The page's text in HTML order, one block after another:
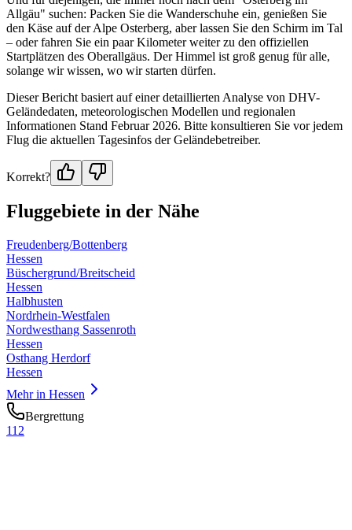
Allgäu" suchen: Packen Sie die Wanderschuhe ein, genießen Sie
den Käse auf der Alpe Osterberg, aber lassen Sie den Schirm im Tal
– oder fahren Sie ein paar Kilometer weiter zu den offiziellen
Startplätzen des Oberallgäus. Der Himmel ist groß genug für alle,
solange wir wissen, wo wir starten dürfen.
Dieser Bericht basiert auf einer detaillierten Analyse von DHV-
Geländedaten, meteorologischen Modellen und regionalen
Informationen Stand Februar 2026. Bitte konsultieren Sie vor jedem
Flug die aktuellen Tagesinfos der Geländebetreiber.
Korrekt?
Fluggebiete in der Nähe
Freudenberg/Bottenberg
Hessen
Büschergrund/Breitscheid
Hessen
Halbhusten
Nordrhein-Westfalen
Nordwesthang Sassenroth
Hessen
Osthang Herdorf
Hessen
Mehr in Hessen
Bergrettung
112